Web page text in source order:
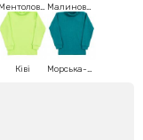
Ментоловий Малиновий
Ківі Морська-хвиля